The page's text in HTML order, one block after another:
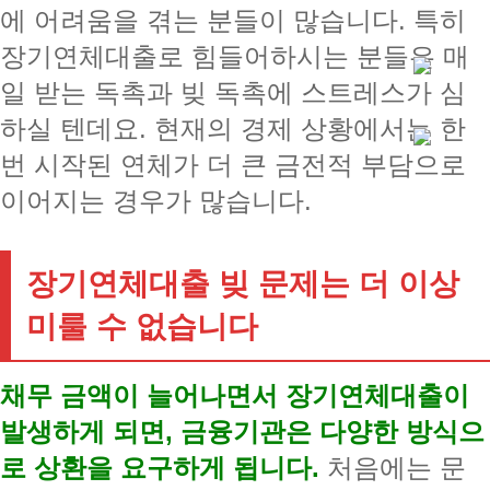
에 어려움을 겪는 분들이 많습니다. 특히
장기연체대출로 힘들어하시는 분들은 매
일 받는 독촉과 빚 독촉에 스트레스가 심
하실 텐데요. 현재의 경제 상황에서는 한
번 시작된 연체가 더 큰 금전적 부담으로
이어지는 경우가 많습니다.
장기연체대출 빚 문제는 더 이상
미룰 수 없습니다
채무 금액이 늘어나면서 장기연체대출이
발생하게 되면, 금융기관은 다양한 방식으
로 상환을 요구하게 됩니다. 처음에는 문